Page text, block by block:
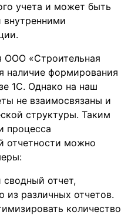
учета и может быть
внутренними
«Строительная
наличие формирования
1С. Однако на наш
не взаимосвязаны и
структуры. Таким
процесса
отчетности можно
сводный отчет,
различных отчетов.
количество